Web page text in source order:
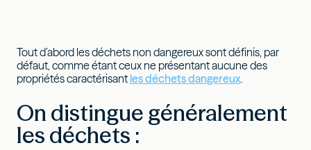
Tout d’abord les déchets non dangereux sont définis, par
défaut, comme étant ceux ne présentant aucune des
propriétés caractérisant les déchets dangereux.
On distingue généralement
les déchets :